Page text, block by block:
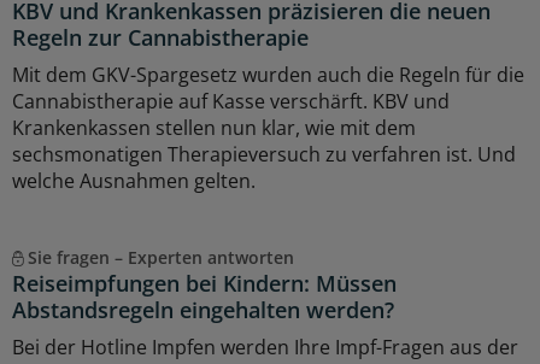
KBV und Krankenkassen präzisieren die neuen
Regeln zur Cannabistherapie
Mit dem GKV-Spargesetz wurden auch die Regeln für die
Cannabistherapie auf Kasse verschärft. KBV und
Krankenkassen stellen nun klar, wie mit dem
sechsmonatigen Therapieversuch zu verfahren ist. Und
welche Ausnahmen gelten.
Sie fragen – Experten antworten
Reiseimpfungen bei Kindern: Müssen
Abstandsregeln eingehalten werden?
Bei der Hotline Impfen werden Ihre Impf-Fragen aus der